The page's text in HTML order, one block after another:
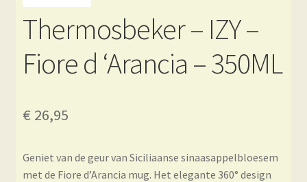
Thermosbeker – IZY –
Fiore d ‘Arancia – 350ML
€ 26,95
Geniet van de geur van Siciliaanse sinaasappelbloesem
met de Fiore d’Arancia mug. Het elegante 360° design